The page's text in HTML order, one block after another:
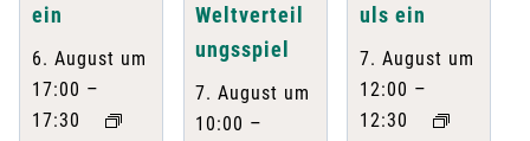
ein
6. August um
17:00 –
17:30
Weltverteil
ungsspiel
7. August um
10:00 –
uls ein
7. August um
12:00 –
12:30